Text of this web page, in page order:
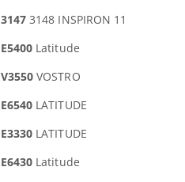
3147 3148 INSPIRON 11
E5400 Latitude
V3550 VOSTRO
E6540 LATITUDE
E3330 LATITUDE
E6430 Latitude